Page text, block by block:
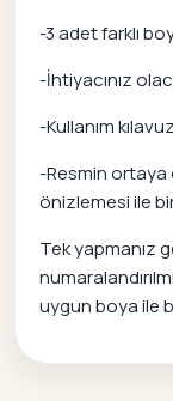
-3 adet farklı
-İhtiyacınız
-Kullanım
-Resmin ortaya
önizlemesi ile
Tek yapmanız
uygun boya ile